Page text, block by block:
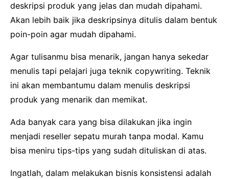
deskripsi produk yang jelas dan mudah dipahami.
Akan lebih baik jika deskripsinya ditulis dalam bentuk
poin-poin agar mudah dipahami.
Agar tulisanmu bisa menarik, jangan hanya sekedar
menulis tapi pelajari juga teknik copywriting. Teknik
ini akan membantumu dalam menulis deskripsi
produk yang menarik dan memikat.
Ada banyak cara yang bisa dilakukan jika ingin
menjadi reseller sepatu murah tanpa modal. Kamu
bisa meniru tips-tips yang sudah dituliskan di atas.
Ingatlah, dalam melakukan bisnis konsistensi adalah